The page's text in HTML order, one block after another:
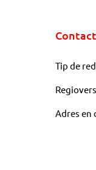
Contact
Tip de
Adres en